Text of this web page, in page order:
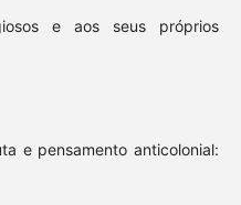
e aos seus próprios
e pensamento anticolonial: